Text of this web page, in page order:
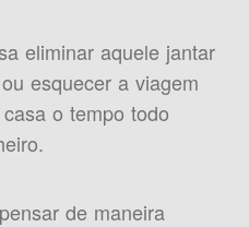
eliminar aquele jantar
esquecer a viagem
o tempo todo
de maneira